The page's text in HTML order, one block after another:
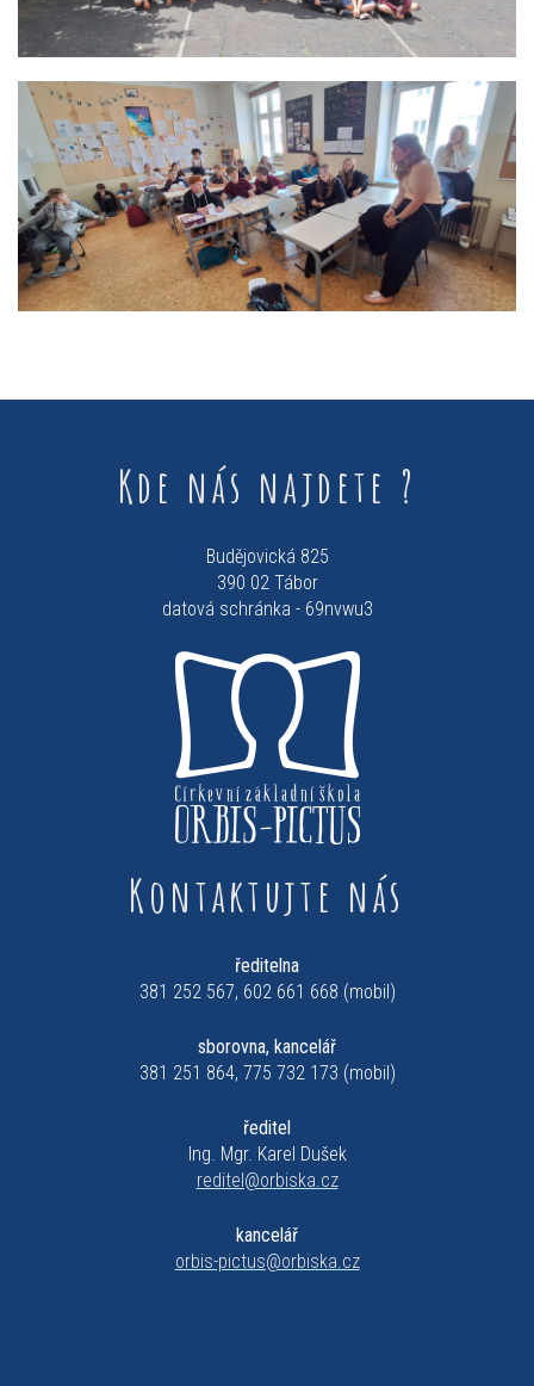
Kde nás najdete ?
Budějovická 825
390 02 Tábor
datová schránka - 69nvwu3
Kontaktujte nás
ředitelna
381 252 567, 602 661 668 (mobil)
sborovna, kancelář
381 251 864, 775 732 173 (mobil)
ředitel
Ing. Mgr. Karel Dušek
reditel@orbiska.cz
kancelář
orbis-pictus@orbiska.cz